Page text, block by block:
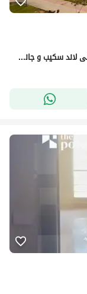
شقة للايجار كمبوند جنة 4 بالشيخ زايد فيو مفتوح على لاند سكيب و جانبه حمام سباحه لوكيشن مميز و فيو رائع